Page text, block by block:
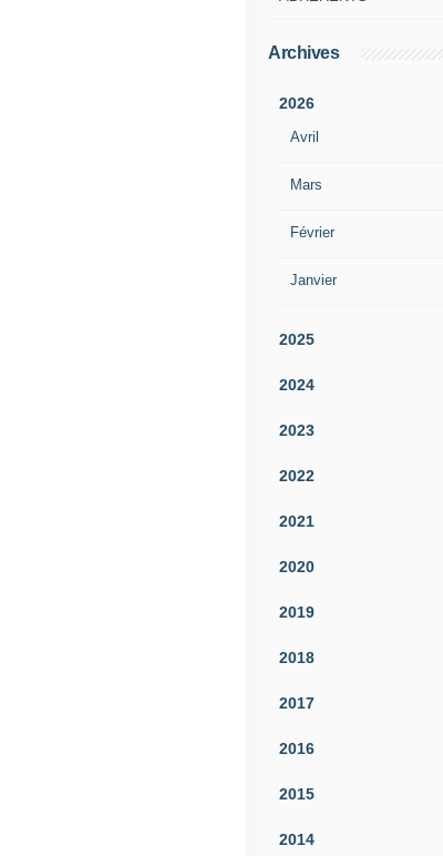
Archives
2026
Avril
Mars
Février
Janvier
2025
2024
2023
2022
2021
2020
2019
2018
2017
2016
2015
2014